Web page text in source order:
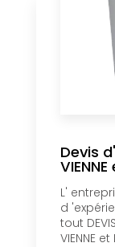
Devis
L'
d
tout
VIENNE et